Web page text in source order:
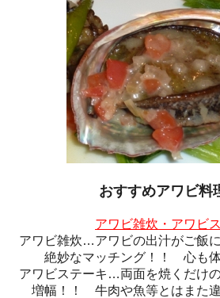
おすすめアワビ料
アワビ雑炊・アワビ
アワビ雑炊…アワビの出汁がご飯
絶妙なマッチング！！ 心も体
アワビステーキ…両面を焼くだけ
増幅！！ 牛肉や魚等とはまた違